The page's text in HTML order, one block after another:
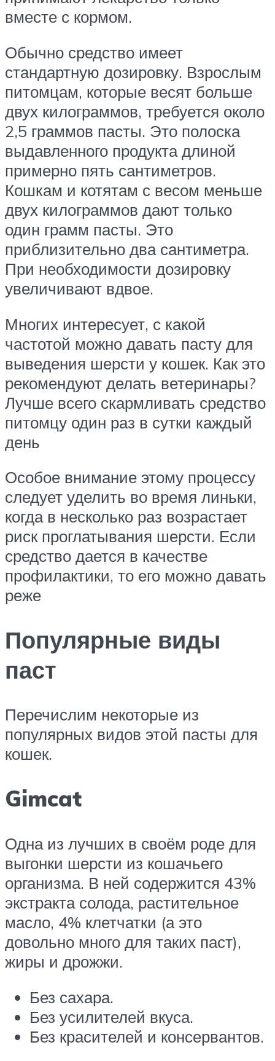
вместе с кормом.
Обычно средство имеет
стандартную дозировку. Взрослым
питомцам, которые весят больше
двух килограммов, требуется около
2,5 граммов пасты. Это полоска
выдавленного продукта длиной
примерно пять сантиметров.
Кошкам и котятам с весом меньше
двух килограммов дают только
один грамм пасты. Это
приблизительно два сантиметра.
При необходимости дозировку
увеличивают вдвое.
Многих интересует, с какой
частотой можно давать пасту для
выведения шерсти у кошек. Как это
рекомендуют делать ветеринары?
Лучше всего скармливать средство
питомцу один раз в сутки каждый
день
Особое внимание этому процессу
следует уделить во время линьки,
когда в несколько раз возрастает
риск проглатывания шерсти. Если
средство дается в качестве
профилактики, то его можно давать
реже
Популярные виды
паст
Перечислим некоторые из
популярных видов этой пасты для
кошек.
Gimcat
Одна из лучших в своём роде для
выгонки шерсти из кошачьего
организма. В ней содержится 43%
экстракта солода, растительное
масло, 4% клетчатки (а это
довольно много для таких паст),
жиры и дрожжи.
Без сахара.
Без усилителей вкуса.
Без красителей и консервантов.